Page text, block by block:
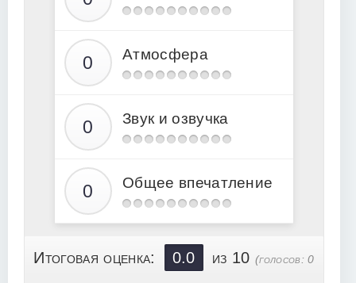
Атмосфера
Звук и озвучка
Общее впечатление
Итоговая оценка: 0.0 из 10(голосов:0